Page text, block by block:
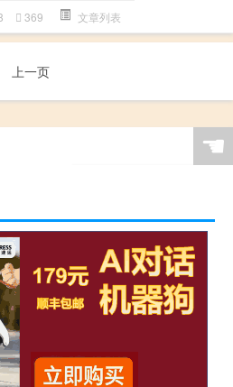
369 文章列表
上一页
☚